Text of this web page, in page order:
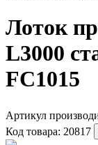
Лоток
L3000
FC1015
Артикул
Код товара: 20817